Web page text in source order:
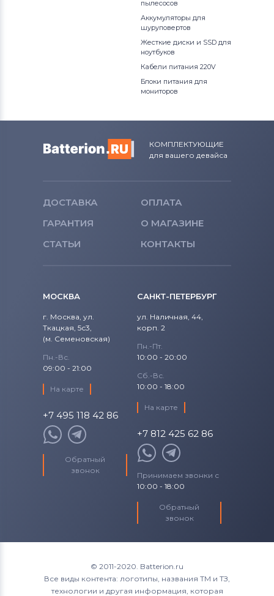
пылесосов
Аккумуляторы для
шуруповертов
Жесткие диски и SSD для
ноутбуков
Кабели питания 220V
Блоки питания для
мониторов
КОМПЛЕКТУЮЩИЕ
для вашего девайса
ДОСТАВКА
ОПЛАТА
ГАРАНТИЯ
О МАГАЗИНЕ
СТАТЬИ
КОНТАКТЫ
МОСКВА
г. Москва, ул.
Ткацкая, 5с3,
(м. Семеновская)
Пн.-Вс.
09:00 - 21:00
На карте
+7 495 118 42 86
Обратный
звонок
САНКТ-ПЕТЕРБУРГ
ул. Наличная, 44,
корп. 2
Пн.-Пт.
10:00 - 20:00
Сб.-Вс.
10:00 - 18:00
На карте
+7 812 425 62 86
Принимаем звонки с
10:00 - 18:00
Обратный
звонок
© 2011-2020. Batterion.ru
Все виды контента: логотипы, названия ТМ и ТЗ,
технологии и другая информация, которая